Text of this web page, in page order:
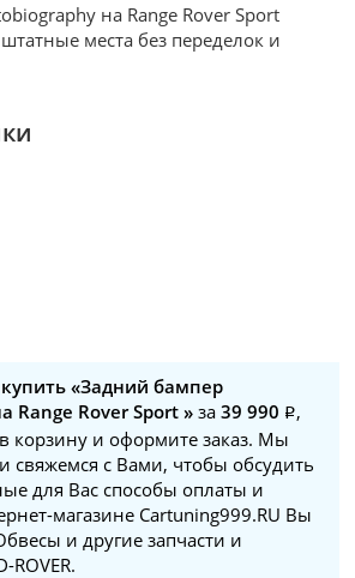
на Range Rover Sport
места без переделок и
купить «Задний бампер
Range Rover Sport » за39 990
,
корзину и оформите заказ. Мы
свяжемся с Вами, чтобы обсудить
для Вас способы оплаты и
магазине Cartuning999.RU Вы
и другие запчасти и
ROVER.